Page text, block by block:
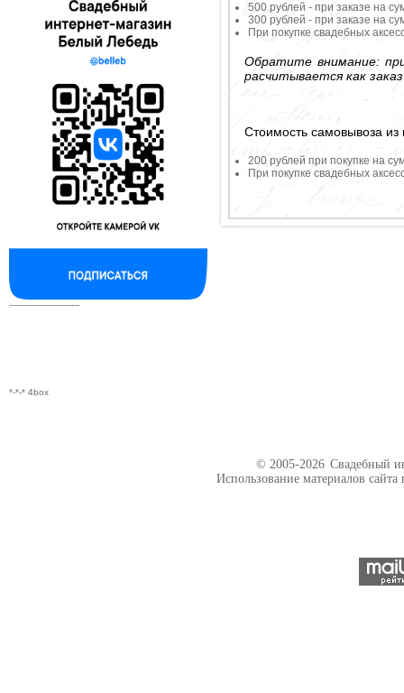
--------------------------
*-*-* 4box
500 рублей - при заказе на
300 рублей - при заказе на
При покупке свадебных
Обратите внимание:
расчитывается как
Стоимость самовывоза из
200 рублей при покупке на
При покупке свадебных
© 2005-2026 Свадебный
Использование материалов